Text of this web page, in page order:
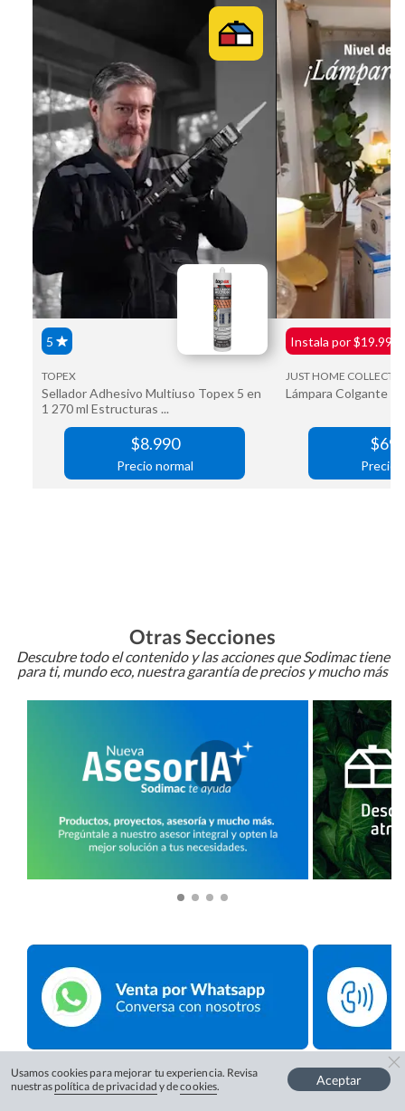
Otras Secciones
Descubre todo el contenido y las acciones que Sodimac tiene
para ti, mundo eco, nuestra garantía de precios y mucho más
Usamos cookies para mejorar tu experiencia. Revisa
nuestras política de privacidad y decookies. Aceptar